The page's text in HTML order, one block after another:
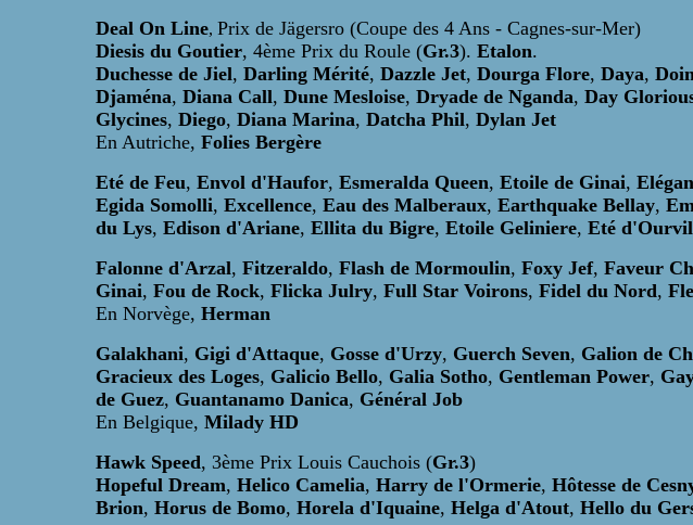
Deal On Line, Prix de Jägersro (Coupe des 4 Ans - Cagnes-sur-Mer)
Diesis du Goutier, 4ème Prix du Roule (Gr.3). Etalon.
Duchesse de Jiel, Darling Mérité, Dazzle Jet, Dourga Flore, Daya,
Djaména, Diana Call, Dune Mesloise, Dryade de Nganda, Day
Glycines, Diego, Diana Marina, Datcha Phil, Dylan Jet
En Autriche, Folies Bergère
Eté de Feu, Envol d'Haufor, Esmeralda Queen, Etoile de Ginai,
Egida Somolli, Excellence, Eau des Malberaux, Earthquake Bellay,
du Lys, Edison d'Ariane, Ellita du Bigre, Etoile Geliniere, Eté
Falonne d'Arzal, Fitzeraldo, Flash de Mormoulin, Foxy Jef, Faveur
Ginai, Fou de Rock, Flicka Julry, Full Star Voirons, Fidel du Nord,
En Norvège, Herman
Galakhani, Gigi d'Attaque, Gosse d'Urzy, Guerch Seven, Galion de
Gracieux des Loges, Galicio Bello, Galia Sotho, Gentleman Power,
de Guez, Guantanamo Danica, Général Job
En Belgique, Milady HD
Hawk Speed, 3ème Prix Louis Cauchois (Gr.3)
Hopeful Dream, Helico Camelia, Harry de l'Ormerie, Hôtesse de
Brion, Horus de Bomo, Horela d'Iquaine, Helga d'Atout, Hello du